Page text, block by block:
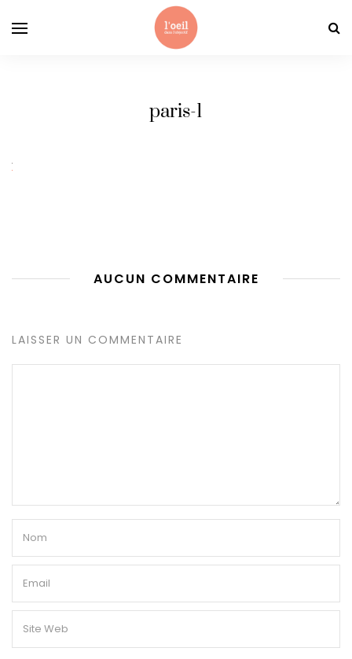
paris-1
AUCUN COMMENTAIRE
LAISSER UN COMMENTAIRE